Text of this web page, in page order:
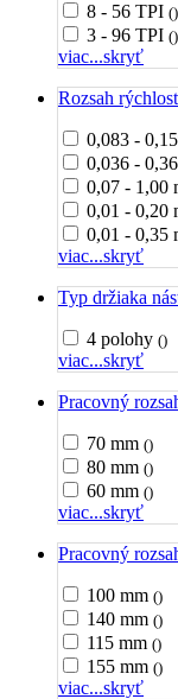
8 - 56 TPI ()
3 - 96 TPI ()
viac...skryť
Rozsah
0,083 -
0,036 -
0,07 - 1,00
0,01 - 0,20
0,01 - 0,35
viac...skryť
Typ držiaka
4 polohy ()
viac...skryť
Pracovný
70 mm ()
80 mm ()
60 mm ()
viac...skryť
Pracovný
100 mm ()
140 mm ()
115 mm ()
155 mm ()
viac...skryť